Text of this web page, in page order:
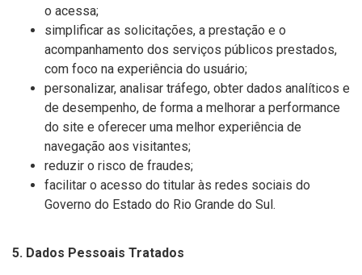
o acessa;
simplificar as solicitações, a prestação e o
acompanhamento dos serviços públicos prestados,
com foco na experiência do usuário;
personalizar, analisar tráfego, obter dados analíticos e
de desempenho, de forma a melhorar a performance
do site e oferecer uma melhor experiência de
navegação aos visitantes;
reduzir o risco de fraudes;
facilitar o acesso do titular às redes sociais do
Governo do Estado do Rio Grande do Sul.
5. Dados Pessoais Tratados